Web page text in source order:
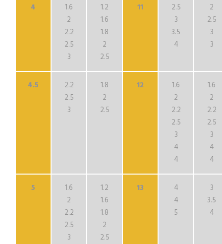
4
1.6
2
2.2
2.5
3
1.2
1.6
1.8
2
2.5
11
2.5
3
3.5
4
2
2.5
3
3
4.5
2.2
2.5
3
1.8
2
2.5
12
1.6
2
2.2
2.5
3
4
4
1.6
2
2.2
2.5
3
4
4
5
1.6
2
2.2
2.5
3
1.2
1.6
1.8
2
2.5
13
4
4
5
3
3.5
4